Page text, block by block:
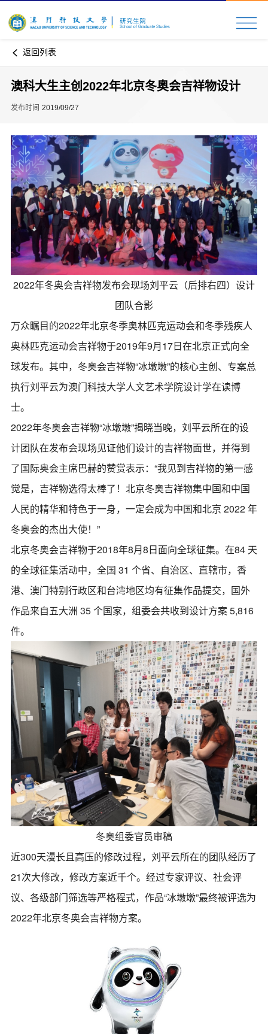
返回列表
澳科大生主创2022年北京冬奥会吉祥物设计
发布时间 2019/09/27
2022年冬奥会吉祥物发布会现场刘平云（后排右四）设计
团队合影
万众瞩目的2022年北京冬季奥林匹克运动会和冬季残疾人
奥林匹克运动会吉祥物于2019年9月17日在北京正式向全
球发布。其中，冬奥会吉祥物“冰墩墩”的核心主创、专案总
执行刘平云为澳门科技大学人文艺术学院设计学在读博
士。
2022年冬奥会吉祥物“冰墩墩”揭晓当晚，刘平云所在的设
计团队在发布会现场见证他们设计的吉祥物面世，并得到
了国际奥会主席巴赫的赞赏表示：“我见到吉祥物的第一感
觉是，吉祥物选得太棒了！北京冬奥吉祥物集中国和中国
人民的精华和特色于一身，一定会成为中国和北京 2022 年
冬奥会的杰出大使！”
北京冬奥会吉祥物于2018年8月8日面向全球征集。在84 天
的全球征集活动中，全国 31 个省、自治区、直辖市，香
港、澳门特别行政区和台湾地区均有征集作品提交，国外
作品来自五大洲 35 个国家，组委会共收到设计方案 5,816
件。
冬奥组委官员审稿
近300天漫长且高压的修改过程，刘平云所在的团队经历了
21次大修改，修改方案近千个。经过专家评议、社会评
议、各级部门筛选等严格程式，作品“冰墩墩”最终被评选为
2022年北京冬奥会吉祥物方案。